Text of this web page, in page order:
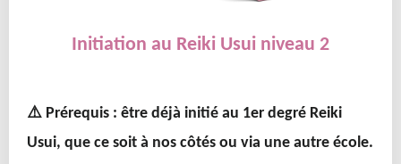
Initiation au Reiki Usui niveau 2
⚠️ Prérequis : être déjà initié au 1er degré Reiki
Usui, que ce soit à nos côtés ou via une autre école.